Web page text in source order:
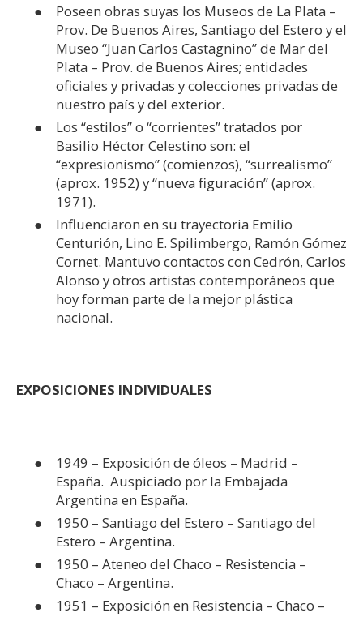
Poseen obras suyas los Museos de La Plata –
Prov. De Buenos Aires, Santiago del Estero y el
Museo “Juan Carlos Castagnino” de Mar del
Plata – Prov. de Buenos Aires; entidades
oficiales y privadas y colecciones privadas de
nuestro país y del exterior.
Los “estilos” o “corrientes” tratados por
Basilio Héctor Celestino son: el
“expresionismo” (comienzos), “surrealismo”
(aprox. 1952) y “nueva figuración” (aprox.
1971).
Influenciaron en su trayectoria Emilio
Centurión, Lino E. Spilimbergo, Ramón Gómez
Cornet. Mantuvo contactos con Cedrón, Carlos
Alonso y otros artistas contemporáneos que
hoy forman parte de la mejor plástica
nacional.
EXPOSICIONES INDIVIDUALES
1949 – Exposición de óleos – Madrid –
España. Auspiciado por la Embajada
Argentina en España.
1950 – Santiago del Estero – Santiago del
Estero – Argentina.
1950 – Ateneo del Chaco – Resistencia –
Chaco – Argentina.
1951 – Exposición en Resistencia – Chaco –